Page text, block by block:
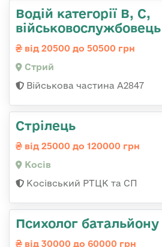
Водій категорії B, C,
військовослужбовець
від 20500 до 50500 грн
Стрий
Військова частина А2847
Стрілець
від 25000 до 120000 грн
Косів
Косівський РТЦК та СП
Психолог батальйону
від 30000 до 60000 грн